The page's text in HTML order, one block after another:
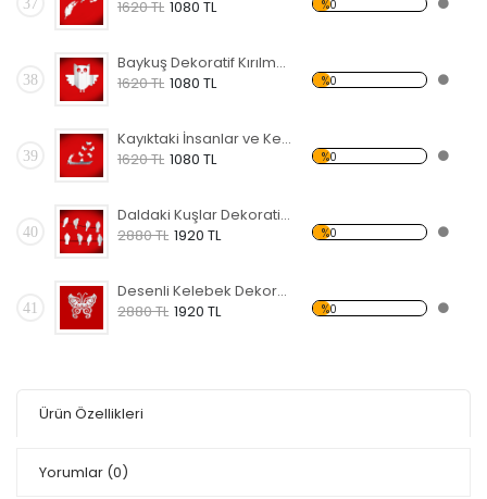
37
1620 TL 1080 TL %0
38
Baykuş Dekoratif Kırılmaz Ayna
1620 TL 1080 TL %0
39
Kayıktaki İnsanlar ve Kelebekler Dekoratif Kırılmaz Ayna
1620 TL 1080 TL %0
40
Daldaki Kuşlar Dekoratif Kırılmaz Ayna
2880 TL 1920 TL %0
41
Desenli Kelebek Dekoratif Kırılmaz Ayna
2880 TL 1920 TL %0
Ürün Özellikleri
Yorumlar (0)